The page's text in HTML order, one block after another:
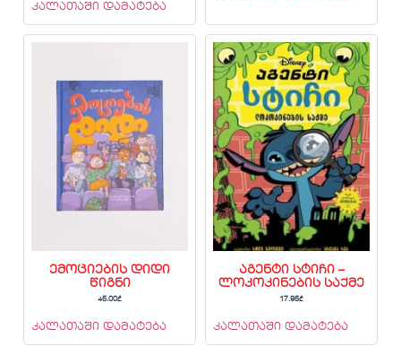
კალათაში დამატება
ემოციების დიდი
წიგნი
45.00₾
კალათაში დამატება
აგენტი სტიჩი –
ლოკოკინების საქმე
17.95₾
კალათაში დამატება